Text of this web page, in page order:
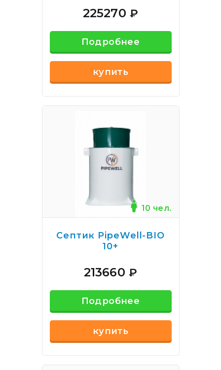
225270₽
Подробнее
купить
10 чел.
Септик PipeWell-BIO
10+
213660₽
Подробнее
купить